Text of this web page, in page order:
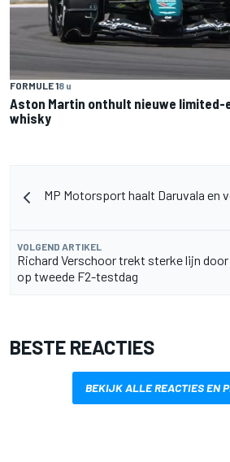
FORMULE 18 u
Aston Martin onthult nieuwe limited-
whisky
MP Motorsport haalt Daruvala en
VOLGEND ARTIKEL
Richard Verschoor trekt sterke lijn
op tweede F2-testdag
BESTE REACTIES
BEKIJK ALLE REACTIES EN